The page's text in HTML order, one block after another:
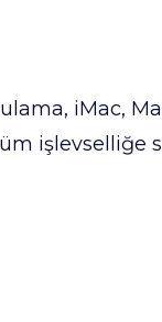
iMac,
işlevselliğe